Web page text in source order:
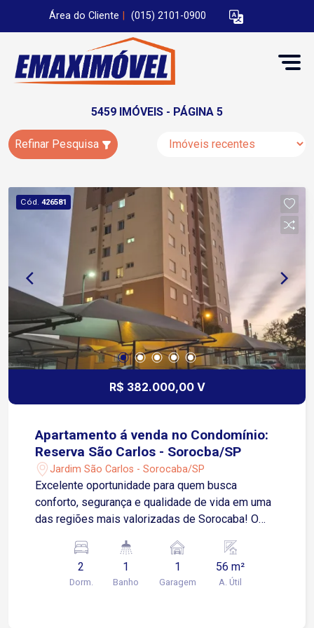
Área do Cliente (015) 2101-0900
5459 IMÓVEIS - PÁGINA 5
Refinar Pesquisa
Cód. 426581
R$ 382.000,00 V
Apartamento á venda no Condomínio:
Reserva São Carlos - Sorocba/SP
Jardim São Carlos - Sorocaba/SP
Excelente oportunidade para quem busca
conforto, segurança e qualidade de vida em uma
das regiões mais valorizadas de Sorocaba! O
distribuídos em: Piso em porcelanato em todos
os ambientes O Condomínio conta com uma
completa infraestrutura de lazer e segurança,
2
Dorm.
1
Banho
1
Garagem
56 m²
A. Útil